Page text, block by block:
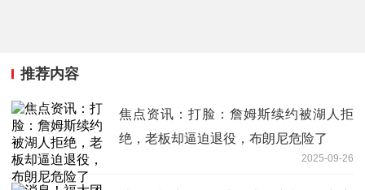
推荐内容
焦点资讯：打脸：詹姆斯续约被湖人拒
绝，老板却逼迫退役，布朗尼危险了
2025-09-26